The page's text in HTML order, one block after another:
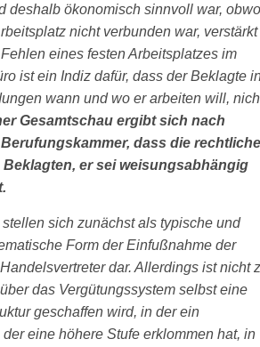
deshalb ökonomisch sinnvoll war,
nicht verbunden war, verstärkt
eines festen Arbeitsplatzes im
ist ein Indiz dafür, dass der Beklagte
wann und wo er arbeiten will,
Gesamtschau ergibt sich nach
dass die rechtliche
er sei weisungsabhängig
sich zunächst als typische und
Form der Einfußnahme der
dar. Allerdings ist nicht
das Vergütungssystem selbst eine
geschaffen wird, in der ein
eine höhere Stufe erklommen hat, in